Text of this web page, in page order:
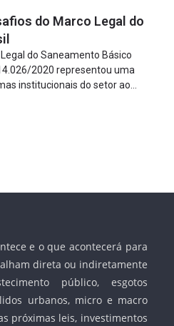
do Marco Legal do
do Saneamento Básico
2020 representou uma
institucionais do setor ao
da iniciativa privada,
e o que acontecerá para
direta ou indiretamente
público, esgotos
urbanos, micro e macro
próximas leis, investimentos